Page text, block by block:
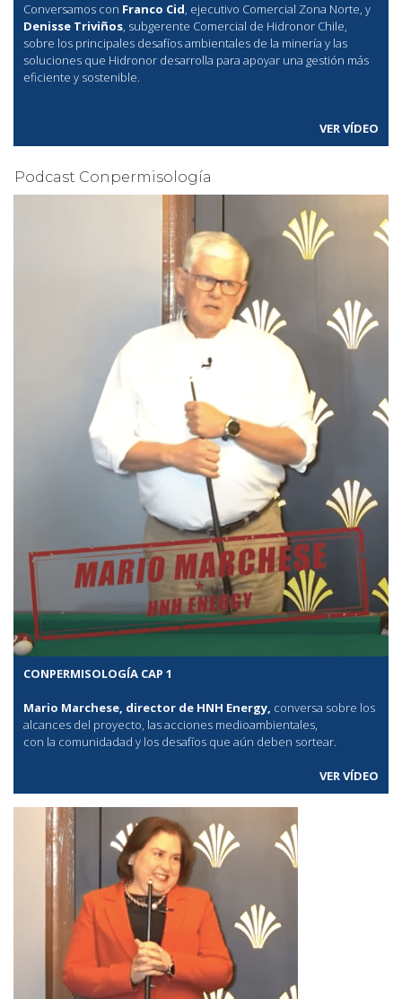
Conversamos con Franco Cid, ejecutivo Comercial Zona Norte, y
Denisse Triviños, subgerente Comercial de Hidronor Chile,
sobre los principales desafíos ambientales de la minería y las
soluciones que Hidronor desarrolla para apoyar una gestión más
eficiente y sostenible.
VER VÍDEO
Podcast Conpermisología
CONPERMISOLOGÍA CAP 1
Mario Marchese, director de HNH Energy, conversa sobre los
alcances del proyecto, las acciones medioambientales,
con la comunidadad y los desafíos que aún deben sortear.
VER VÍDEO